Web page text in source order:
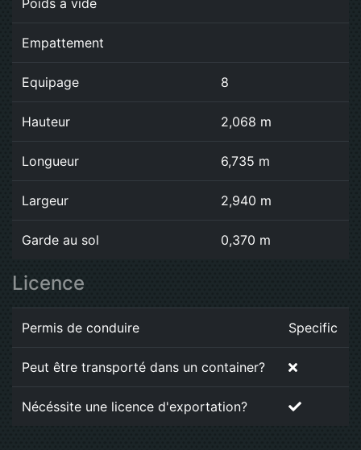
Poids à vide
Empattement
Equipage 8
Hauteur 2,068 m
Longueur 6,735 m
Largeur 2,940 m
Garde au sol 0,370 m
Licence
Permis de conduire Specific
Peut être transporté dans un container?
Nécéssite une licence d'exportation?